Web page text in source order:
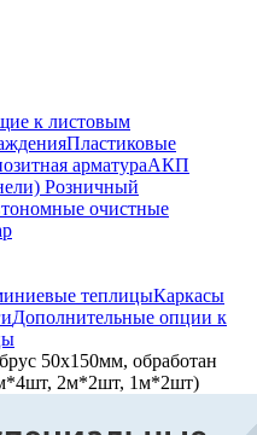
к листовым
Пластиковые
арматураАКП
Розничный
очистные
теплицыКаркасы
Дополнительные опции к
50х150мм, обработан
2м*2шт, 1м*2шт)